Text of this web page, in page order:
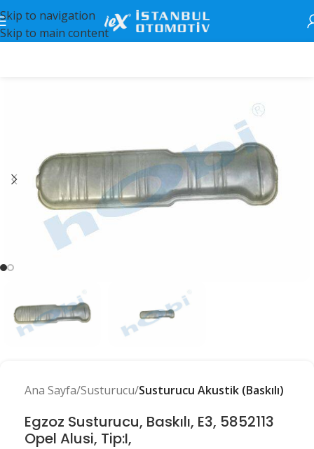
Skip to navigation
Skip to main content
Ana Sayfa Susturucu Susturucu Akustik (Baskılı)
Egzoz Susturucu, Baskılı, E3, 5852113
Opel Alusi, Tip:I,